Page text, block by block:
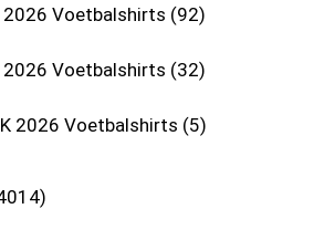
2026 Voetbalshirts 92
2026 Voetbalshirts 32
2026 Voetbalshirts 5